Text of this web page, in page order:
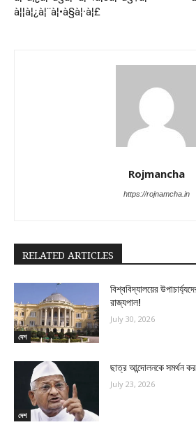
à¦¦à¦¿à¦¨à¦•à§à¦·à¦£
Rojmancha
https://rojnamcha.in
RELATED ARTICLES
দেশ
বিশ্ববিদ্যালয়ের
রাজ্যপাল!
July 30, 2026
দেশ
ছাত্র আন্দোলনকে সমর্থন
July 23, 2026